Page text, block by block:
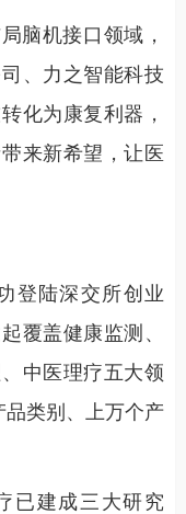
脑机接口领域，
、力之智能科技
化为康复利器，
来新希望，让医
登陆深交所创业
覆盖健康监测、
中医理疗五大领
类别、上万个产
已建成三大研究